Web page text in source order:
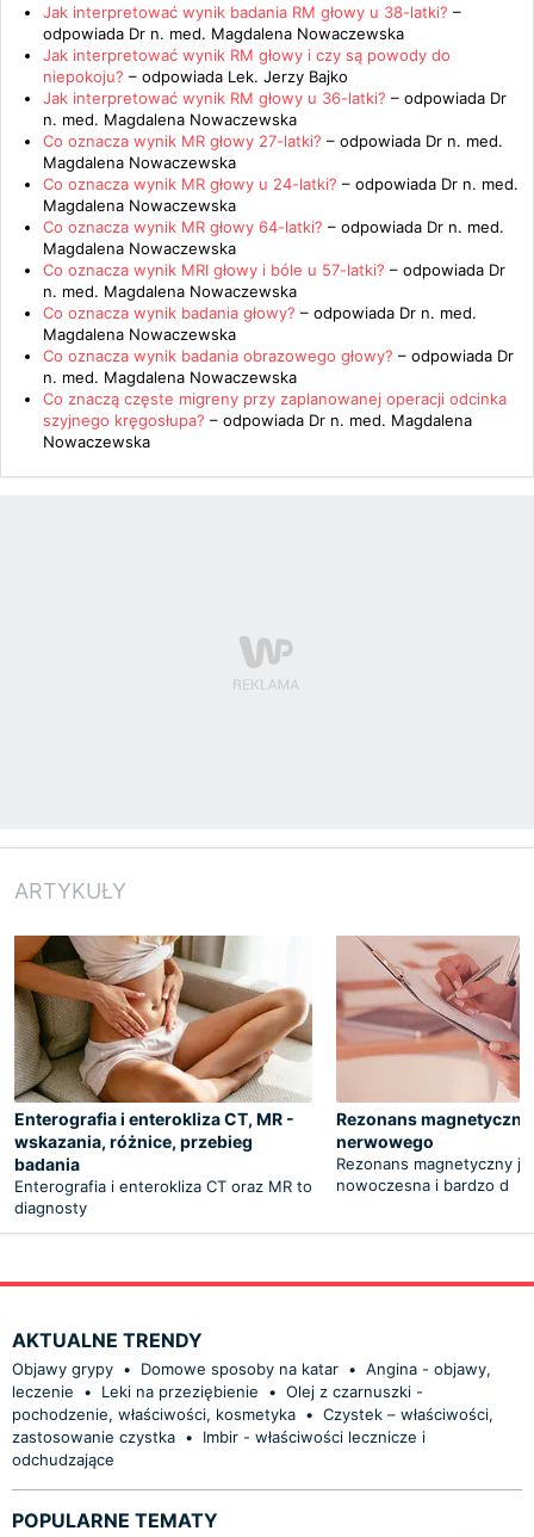
Jak interpretować wynik badania RM głowy u 38-latki? –
odpowiada Dr n. med. Magdalena Nowaczewska
Jak interpretować wynik RM głowy i czy są powody do
niepokoju? – odpowiada Lek. Jerzy Bajko
Jak interpretować wynik RM głowy u 36-latki? – odpowiada Dr
n. med. Magdalena Nowaczewska
Co oznacza wynik MR głowy 27-latki? – odpowiada Dr n. med.
Magdalena Nowaczewska
Co oznacza wynik MR głowy u 24-latki? – odpowiada Dr n. med.
Magdalena Nowaczewska
Co oznacza wynik MR głowy 64-latki? – odpowiada Dr n. med.
Magdalena Nowaczewska
Co oznacza wynik MRI głowy i bóle u 57-latki? – odpowiada Dr
n. med. Magdalena Nowaczewska
Co oznacza wynik badania głowy? – odpowiada Dr n. med.
Magdalena Nowaczewska
Co oznacza wynik badania obrazowego głowy? – odpowiada Dr
n. med. Magdalena Nowaczewska
Co znaczą częste migreny przy zaplanowanej operacji odcinka
szyjnego kręgosłupa? – odpowiada Dr n. med. Magdalena
Nowaczewska
ARTYKUŁY
Enterografia i enterokliza CT, MR -
wskazania, różnice, przebieg
badania
Enterografia i enterokliza CT oraz MR to
diagnosty
Rezonans magnetyczny
nerwowego
Rezonans magnetyczny
nowoczesna i bardzo d
AKTUALNE TRENDY
Objawy grypy • Domowe sposoby na katar • Angina - objawy,
leczenie
• Leki na przeziębienie • Olej z czarnuszki -
pochodzenie, właściwości, kosmetyka • Czystek – właściwości,
zastosowanie czystka •
Imbir - właściwości lecznicze i
odchudzające
POPULARNE TEMATY